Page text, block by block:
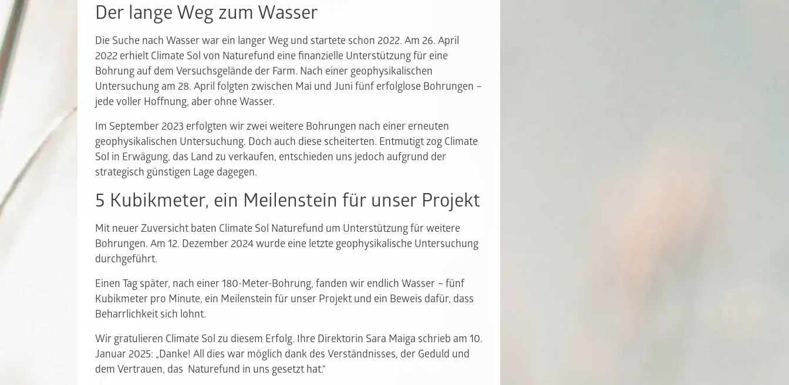
Der lange Weg zum Wasser
Die Suche nach Wasser war ein langer Weg und startete schon 2022. Am 26. April
2022 erhielt Climate Sol von Naturefund eine finanzielle Unterstützung für eine
Bohrung auf dem Versuchsgelände der Farm. Nach einer geophysikalischen
Untersuchung am 28. April folgten zwischen Mai und Juni fünf erfolglose Bohrungen –
jede voller Hoffnung, aber ohne Wasser.
Im September 2023 erfolgten wir zwei weitere Bohrungen nach einer erneuten
geophysikalischen Untersuchung. Doch auch diese scheiterten. Entmutigt zog Climate
Sol in Erwägung, das Land zu verkaufen, entschieden uns jedoch aufgrund der
strategisch günstigen Lage dagegen.
5 Kubikmeter, ein Meilenstein für unser Projekt
Mit neuer Zuversicht baten Climate Sol Naturefund um Unterstützung für weitere
Bohrungen. Am 12. Dezember 2024 wurde eine letzte geophysikalische Untersuchung
durchgeführt.
Einen Tag später, nach einer 180-Meter-Bohrung, fanden wir endlich Wasser – fünf
Kubikmeter pro Minute, ein Meilenstein für unser Projekt und ein Beweis dafür, dass
Beharrlichkeit sich lohnt.
Wir gratulieren Climate Sol zu diesem Erfolg. Ihre Direktorin Sara Maiga schrieb am 10.
Januar 2025: „Danke! All dies war möglich dank des Verständnisses, der Geduld und
dem Vertrauen, das Naturefund in uns gesetzt hat.“